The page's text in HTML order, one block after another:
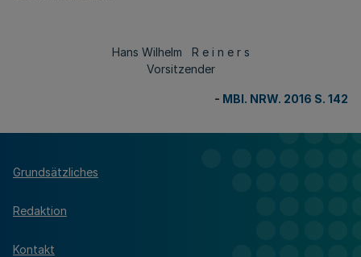
Hans Wilhelm R e i n e r s
Vorsitzender
- MBl. NRW. 2016 S. 142
Grundsätzliches
Redaktion
Kontakt